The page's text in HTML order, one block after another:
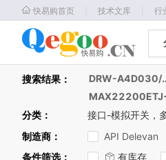
快易购首页 技术文库 行
搜索结果： DRW-
分类 ： 接口-模拟开关，
制造商 ： API Delevan
条件筛选： 有库存